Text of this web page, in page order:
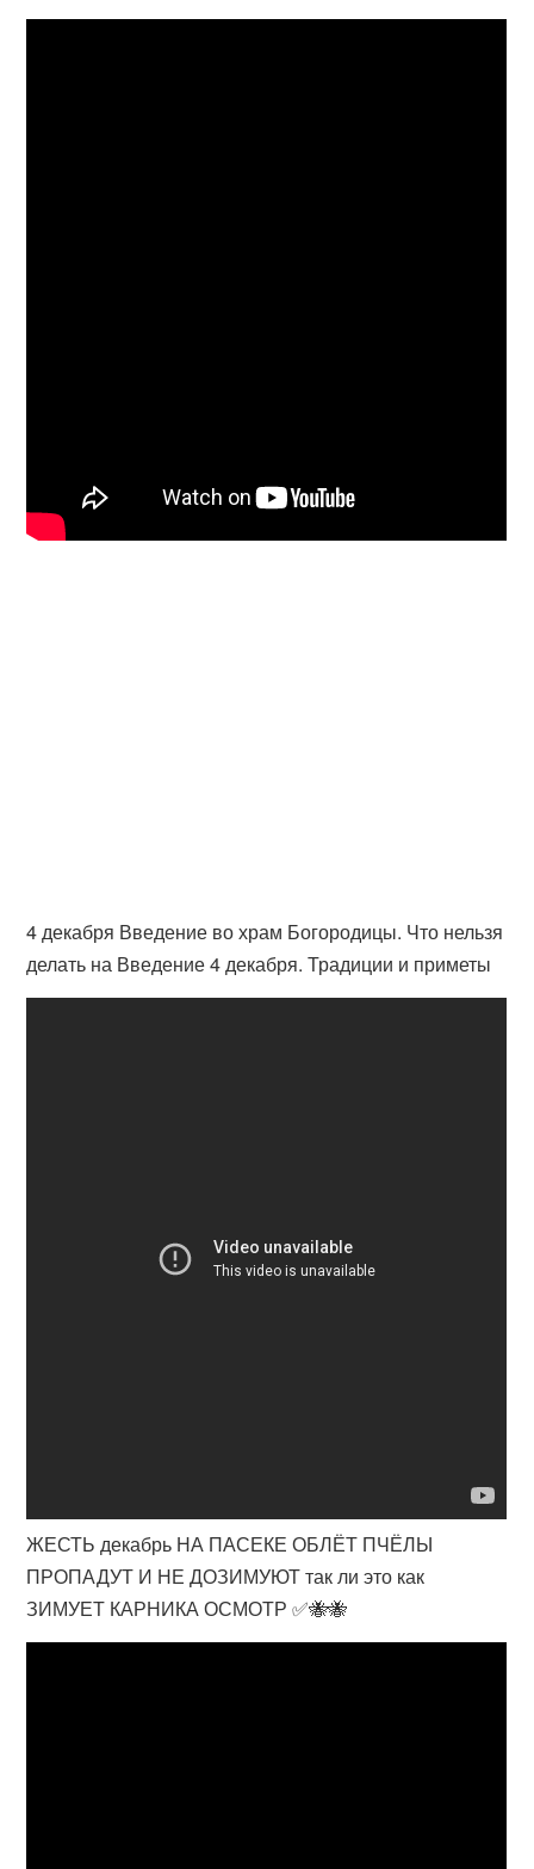
4 декабря Введение во храм Богородицы. Что нельзя
делать на Введение 4 декабря. Традиции и приметы
ЖЕСТЬ декабрь НА ПАСЕКЕ ОБЛЁТ ПЧЁЛЫ
ПРОПАДУТ И НЕ ДОЗИМУЮТ так ли это как
ЗИМУЕТ КАРНИКА ОСМОТР ✅🐝🐝